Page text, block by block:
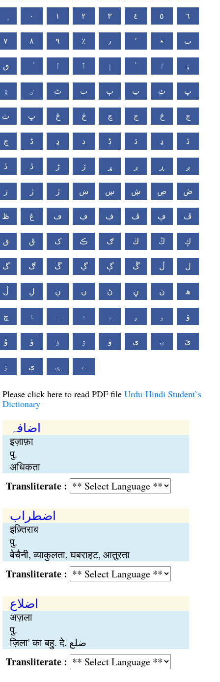
٠ ١ ٢ ٣ ٤ ٥ ٦
٧ ٨ ٩ ٪ ٫ ٬ ٭ ٮ
ٯ ٱ ٲ ٳ ٴ ٵ ٶ
ٷ ٸ ٹ ٺ ٻ ټ ٽ پ
ٿ ڀ ځ ڂ ڃ ڄ څ چ
ڇ ڈ ډ ڊ ڋ ڌ ڍ ڎ
ڏ ڐ ڑ ڒ ړ ڔ ڕ ږ
ڗ ژ ڙ ښ ڛ ڜ ڝ ڞ
ڟ ڠ ڡ ڢ ڣ ڤ ڥ ڦ
ڧ ڨ ک ڪ ګ ڬ ڭ ڮ
گ ڰ ڱ ڲ ڳ ڴ ڵ ڶ
ڷ ڸ ڹ ں ڻ ڼ ڽ ھ
ڿ ۀ ۂ ۃ ۄ ۅ ۆ
ۇ ۈ ۉ ۊ ۋ ی ۍ ێ
ۏ ې ۑ ے
Please click here to read PDF file Urdu-Hindi Student`s
Dictionary
اضافہ
इज़ाफ़ा
पु.
अधिकता
:
اضطراب
इज़्तिराब
पु.
बेचैनी, व्याकुलता, घबराहट, आतुरता
:
اضلاع
अज़ला
पु.
ज़िला' का बहु. दे. ضلع
: